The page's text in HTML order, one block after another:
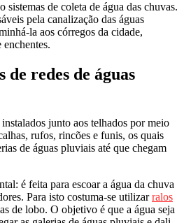
sistemas de coleta de água das chuvas.
pela canalização das águas
la aos córregos da cidade,
redes de águas
junto aos telhados por meio
rufos, rincões e funis, os quais
de águas pluviais até que chegam
é feita para escoar a água da chuva
Para isto costuma-se utilizarralos
de lobo. O objetivo é que a água seja